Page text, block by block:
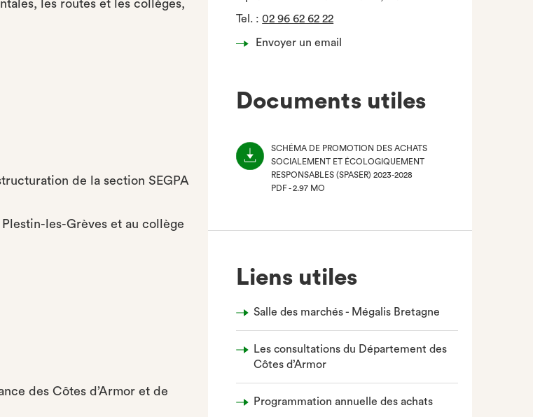
les routes et les collèges,
de la section SEGPA
les-Grèves et au collège
des Côtes d’Armor et de
Tel. :02 96 62 62 22
Envoyer un email
Documents utiles
SCHÉMA DE PROMOTION DES ACHATS
SOCIALEMENT ET ÉCOLOGIQUEMENT
RESPONSABLES (SPASER) 2023-2028
PDF - 2.97 MO
Liens utiles
Salle des marchés - Mégalis Bretagne
Les consultations du Département des
Côtes d’Armor
Programmation annuelle des achats